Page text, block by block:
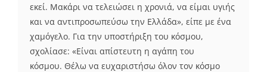
εκεί. Μακάρι να τελειώσει η χρονιά, να είμαι υγιής
και να αντιπροσωπεύσω την Ελλάδα», είπε με ένα
χαμόγελο. Για την υποστήριξη του κόσμου,
σχολίασε: «Είναι απίστευτη η αγάπη του
κόσμου. Θέλω να ευχαριστήσω όλον τον κόσμο